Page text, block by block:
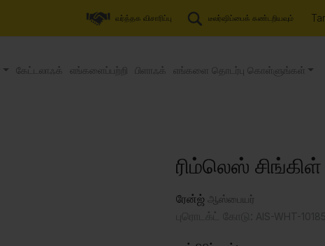
வர்த்தக விசாரிப்பு டீலர்ஷிப்பைக் கண்டறியவும்
கேட்டலாஃக் எங்களைப்பற்றி பிளாஃக் எங்களை தொடர்பு கொள்ளுங்கள்
ரிம்லெஸ்
ரேன்ஜ் ஆஸ்பையர்